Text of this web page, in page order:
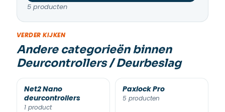
5 producten
VERDER KIJKEN
Andere categorieën binnen
Deurcontrollers / Deurbeslag
Net2 Nano
deurcontrollers
1 product
Paxlock Pro
5 producten